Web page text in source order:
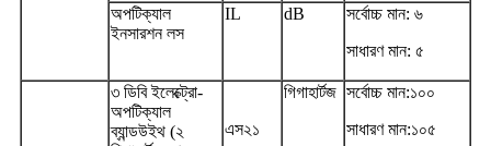
অপটিক্যাল
ইনসারশন লস
IL dB
সর্বোচ্চ মান: ৬
সাধারণ মান: ৫
৩ ডিবি ইলেক্ট্রো-
অপটিক্যাল
ব্যান্ডউইথ (২
এস২১
গিগাহার্টজ সর্বোচ্চ মান:১০০
সাধারণ মান:১০৫